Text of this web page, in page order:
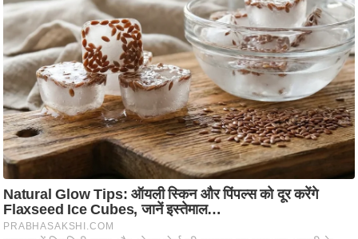
मा
/
ध
र्म
स्थ
ल
व्र
त
त्यो
हा
र